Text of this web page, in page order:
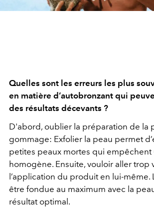
Quelles sont les erreurs les plus
en matière d’autobronzant qui
des résultats décevants ?
D'abord, oublier la préparation de la
gommage: Exfolier la peau permet
petites peaux mortes qui empêchent
homogène. Ensuite, vouloir aller trop
l’application du produit en lui-même.
être fondue au maximum avec la
résultat optimal.